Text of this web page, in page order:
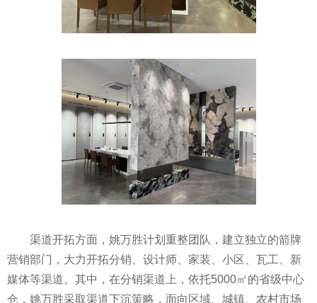
渠道开拓方面，姚万胜计划重整团队，建立独立的箭牌
营销部门，大力开拓分销、设计师、家装、小区、瓦工、新
媒体等渠道。其中，在分销渠道上，依托5000㎡的省级中心
仓，姚万胜采取渠道下沉策略，面向区域、城镇、农村市场